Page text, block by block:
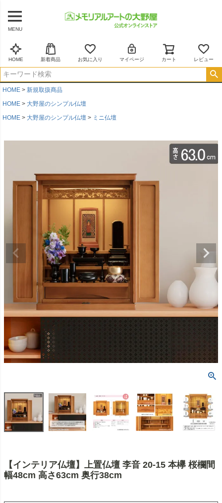
MENU
HOME 新着商品 お気に入り マイページ カート レビュー
HOME
新規取扱商品
HOME
大野屋のシンプル仏壇
HOME
大野屋のシンプル仏壇 ミニ仏壇
【インテリア仏壇】上置仏壇 李音 20-15 本欅 桜欄間
幅48cm 高さ63cm 奥行38cm